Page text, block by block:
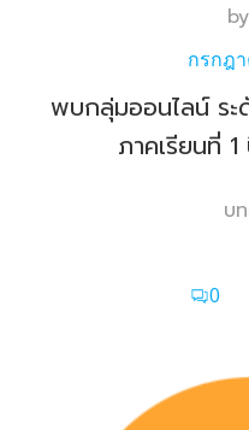
by
กรกฎ
พบกลุ่มออนไลน์ ระ
ภาคเรียนที่
บ
0